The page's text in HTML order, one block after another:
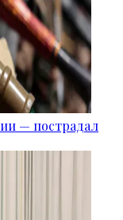
— пострадал